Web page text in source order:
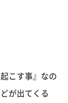
こす事』なの
が出てくる